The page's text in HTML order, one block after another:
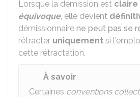
Lorsque la démission est claire
équivoque, elle devient
démissionnaire ne peut pas se
rétracter uniquement si
cette rétractation.
À savoir
Certaines conventions